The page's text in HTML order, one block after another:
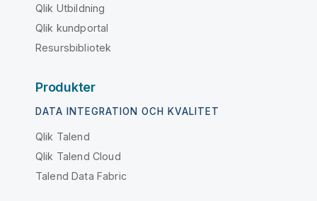
Qlik Utbildning
Qlik kundportal
Resursbibliotek
Produkter
DATA INTEGRATION OCH KVALITET
Qlik Talend
Qlik Talend Cloud
Talend Data Fabric